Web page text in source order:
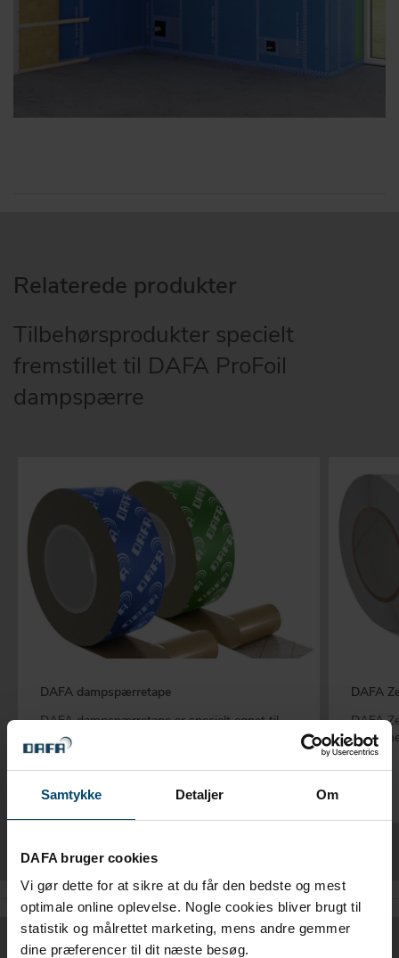
Samtykke Detaljer Om
DAFA bruger cookies
Vi gør dette for at sikre at du får den bedste og mest
optimale online oplevelse. Nogle cookies bliver brugt til
statistik og målrettet marketing, mens andre gemmer
dine præferencer til dit næste besøg.
Relaterede produkter
Tilbehørsprodukter specielt
fremstillet til DAFA ProFoil
dampspærre
DAFA dampspærretape
DAFA dampspærretape er specielt egnet til
DAFAs dampspærrer
DAFA
DAFA
uden